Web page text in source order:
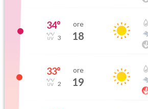
34°
3
ore
18
33°
2
ore
19